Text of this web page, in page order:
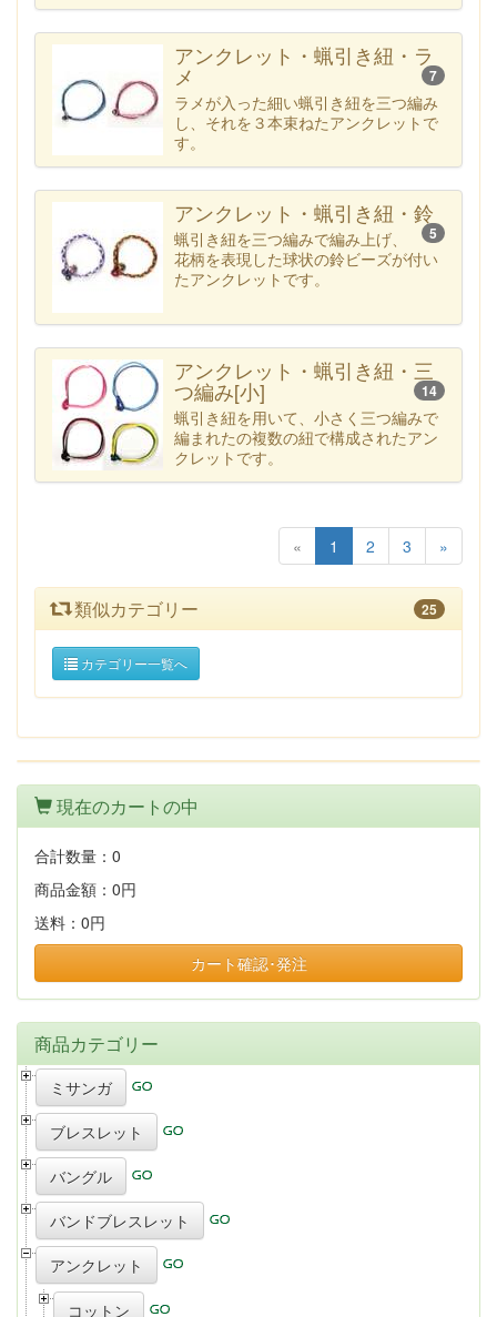
アンクレット・蝋引き紐・ラ
メ 7
ラメが入った細い蝋引き紐を三つ編み
し、それを３本束ねたアンクレットで
す。
アンクレット・蝋引き紐・鈴
5
蝋引き紐を三つ編みで編み上げ、
花柄を表現した球状の鈴ビーズが付い
たアンクレットです。
アンクレット・蝋引き紐・三
つ編み[小] 14
蝋引き紐を用いて、小さく三つ編みで
編まれたの複数の紐で構成されたアン
クレットです。
« 1 2 3 »
類似カテゴリー 25
カテゴリー一覧へ
現在のカートの中
合計数量： 0
商品金額： 0円
送料： 0円
カート確認･発注
商品カテゴリー
ミサンガ
ブレスレット
バングル
バンドブレスレット
アンクレット
コットン